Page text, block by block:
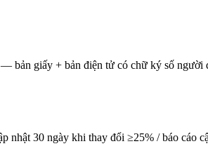
bản giấy + bản điện tử có chữ ký số người
nhật 30 ngày khi thay đổi ≥25% / báo cáo